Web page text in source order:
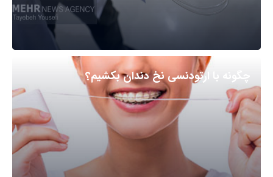
چگونه با ارتودنسی نخ دندان بکشیم؟